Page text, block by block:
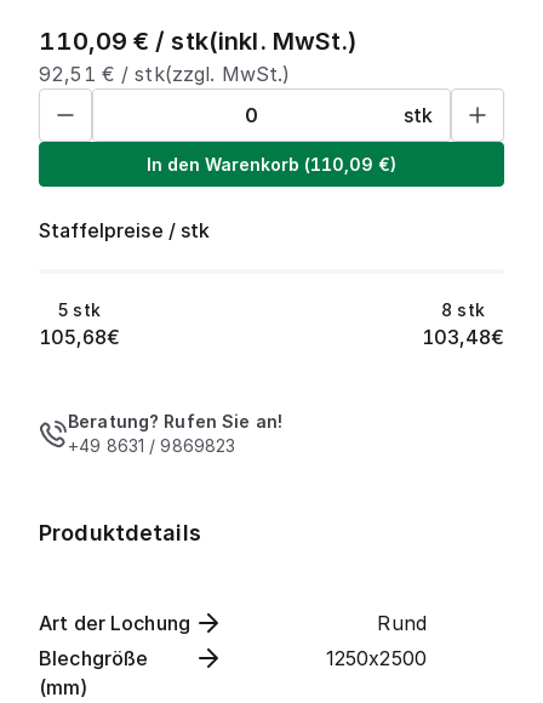
110,09 € / stk(inkl. MwSt.)
92,51 € /stk(zzgl. MwSt.)
stk
In den Warenkorb (110,09 €)
Staffelpreise / stk
5 stk
105,68€
8 stk
103,48€
Beratung? Rufen Sie an!
+49 8631 / 9869823
Produktdetails
Art der Lochung
Rund
Blechgröße
(mm)
1250x2500